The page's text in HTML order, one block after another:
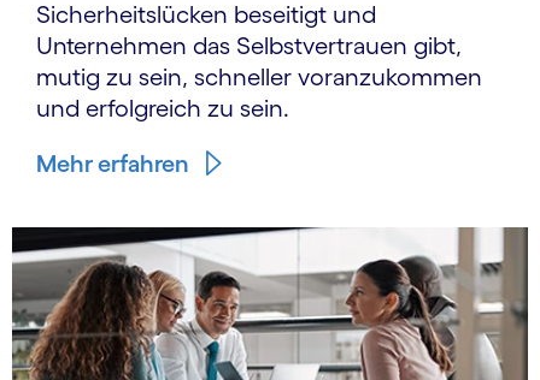
Sicherheitslücken beseitigt und
Unternehmen das Selbstvertrauen gibt,
mutig zu sein, schneller voranzukommen
und erfolgreich zu sein.
Mehr erfahren